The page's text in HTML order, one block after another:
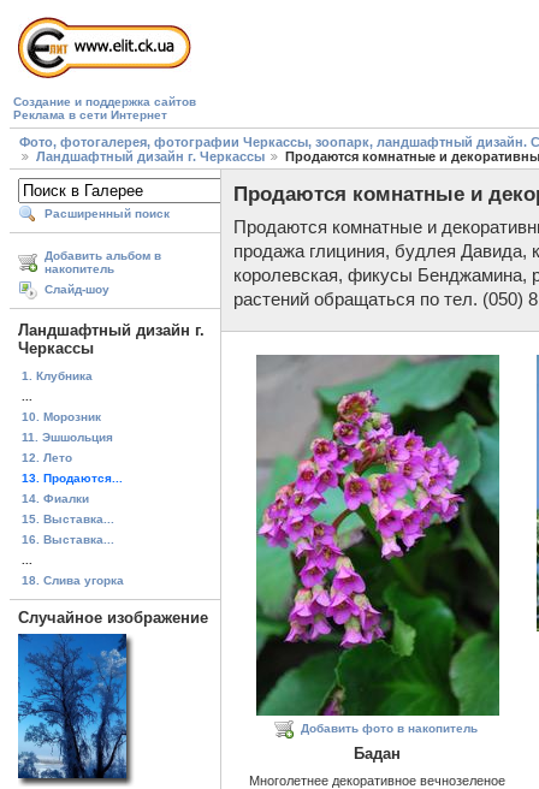
Создание и поддержка сайтов
Реклама в сети Интернет
Фото, фотогалерея, фотографии Черкассы, зоопарк, ландшафтный дизайн.
Ландшафтный дизайн г. Черкассы
Продаются комнатные и
Расширенный поиск
Добавить альбом в
накопитель
Слайд-шоу
Ландшафтный дизайн г.
Черкассы
1. Клубника
10. Морозник
11. Эшшольция
12. Лето
13. Продаются...
14. Фиалки
15. Выставка...
16. Выставка...
18. Слива угорка
Случайное изображение
Продаются комнатные и
Продаются комнатные и
продажа глициния, будлея Давида,
королевская, фикусы Бенджамина,
растений обращаться по тел. (050)
Добавить фото в накопитель
Бадан
Многолетнее декоративное вечнозеленое